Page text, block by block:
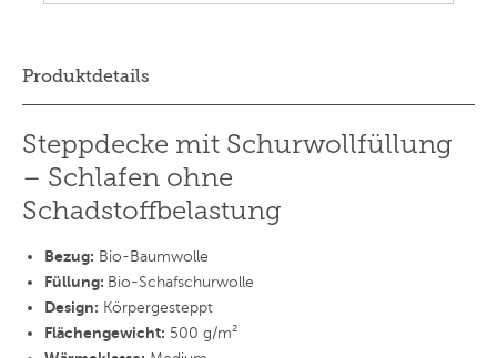
Produktdetails
Steppdecke mit Schurwollfüllung
– Schlafen ohne
Schadstoffbelastung
Bezug: Bio-Baumwolle
Füllung: Bio-Schafschurwolle
Design: Körpergesteppt
Flächengewicht: 500 g/m²